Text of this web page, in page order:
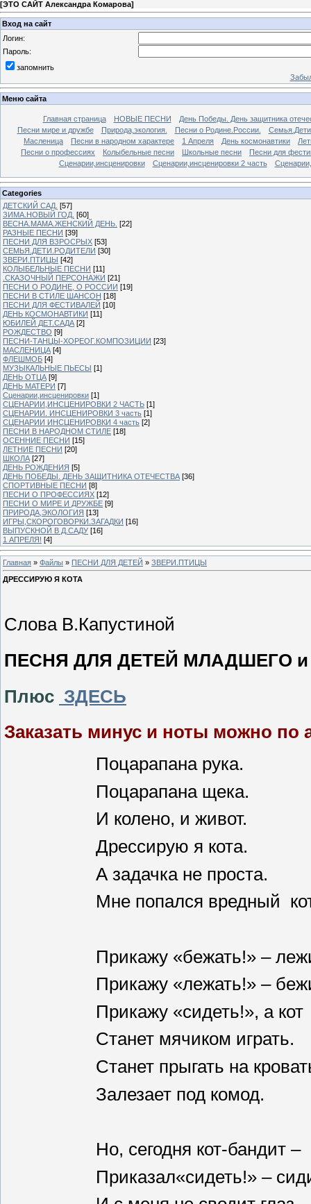
[ЭТО САЙТ Александра Комарова]
Вход на сайт
Логин:
Пароль:
запомнить
Меню сайта
Главная страница НОВЫЕ ПЕСНИ
День Победы. День защитника
Песни мире и дружбе
Природа,экология. Песни о Родине.России.
Масленица
Песни в народном характере 1 Апреля День космонавтики
Песни о профессиях
Колыбельные песни Школьные песни
Песни для
Сценарии,инсценировки
Сценарии,инсценировки 2 часть
Categories
ДЕТСКИЙ САД. [57]
ЗИМА.НОВЫЙ ГОД. [60]
ВЕСНА.МАМА.ЖЕНСКИЙ ДЕНЬ. [22]
РАЗНЫЕ ПЕСНИ [39]
ПЕСНИ ДЛЯ ВЗРОСРЫХ [53]
СЕМЬЯ.ДЕТИ.РОДИТЕЛИ [30]
ЗВЕРИ.ПТИЦЫ [42]
КОЛЫБЕЛЬНЫЕ ПЕСНИ [11]
.СКАЗОЧНЫЙ ПЕРСОНАЖИ [21]
ПЕСНИ О РОДИНЕ, О РОССИИ [19]
ПЕСНИ В СТИЛЕ ШАНСОН [18]
ПЕСНИ ДЛЯ ФЕСТИВАЛЕЙ [10]
ДЕНЬ КОСМОНАВТИКИ [11]
ЮБИЛЕЙ ДЕТ.САДА [2]
РОЖДЕСТВО [9]
ПЕСНИ-ТАНЦЫ-ХОРЕОГ.КОМПОЗИЦИИ [23]
МАСЛЕНИЦА [4]
ФЛЕШМОБ [4]
МУЗЫКАЛЬНЫЕ ПЬЕСЫ [1]
ДЕНЬ ОТЦА [9]
ДЕНЬ МАТЕРИ [7]
Сценарии,инсценировки [1]
СЦЕНАРИИ,ИНСЦЕНИРОВКИ 2 ЧАСТЬ [1]
СЦЕНАРИИ. ИНСЦЕНИРОВКИ 3 часть [1]
СЦЕНАРИИ ИНСЦЕНИРОВКИ 4 часть [2]
ПЕСНИ В НАРОДНОМ СТИЛЕ [18]
ОСЕННИЕ ПЕСНИ [15]
ЛЕТНИЕ ПЕСНИ [20]
ШКОЛА [27]
ДЕНЬ РОЖДЕНИЯ [5]
ДЕНЬ ПОБЕДЫ. ДЕНЬ ЗАЩИТНИКА ОТЕЧЕСТВА [36]
СПОРТИВНЫЕ ПЕСНИ [8]
ПЕСНИ О ПРОФЕССИЯХ [12]
ПЕСНИ О МИРЕ И ДРУЖБЕ [9]
ПРИРОДА,ЭКОЛОГИЯ [13]
ИГРЫ,СКОРОГОВОРКИ.ЗАГАДКИ [16]
ВЫПУСКНОЙ В Д.САДУ [16]
1 АПРЕЛЯ! [4]
Главная » Файлы » ПЕСНИ ДЛЯ ДЕТЕЙ » ЗВЕРИ.ПТИЦЫ
ДРЕССИРУЮ Я КОТА
Слова В.Капустиной
ПЕСНЯ ДЛЯ ДЕТЕЙ МЛАДШЕГО и
Плюс ЗДЕСЬ
Заказать минус и ноты можно по
Поцарапана рука.
Поцарапана щека.
И колено, и живот.
Дрессирую я кота.
А задачка не проста.
Мне попался вредный
Прикажу «бежать!» –
Прикажу «лежать!» –
Прикажу «сидеть!», а кот
Станет мячиком играть.
Станет прыгать на
Залезает под комод.
Но, сегодня кот-бандит –
Приказал«сидеть!» –